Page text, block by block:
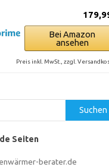
Bei Amazon
ansehen
Preis inkl. MwSt., zzgl.
Suchen
Seiten
berater.de